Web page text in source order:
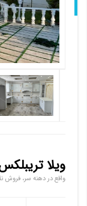
ویلا
واقع در دهنه سر، فروش